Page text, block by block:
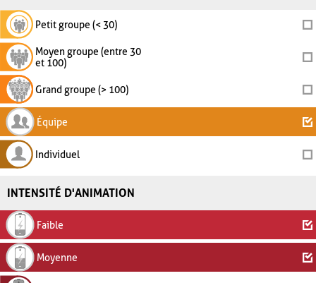
Petit groupe (< 30)
Moyen groupe (entre 30
et 100)
Grand groupe (> 100)
Équipe
Individuel
INTENSITÉ D'ANIMATION
Faible
Moyenne